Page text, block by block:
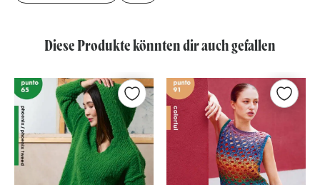
Diese Produkte könnten dir auch gefallen